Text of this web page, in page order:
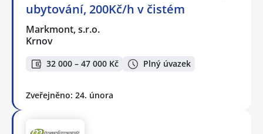
ubytování, 200Kč/h v čistém
Markmont, s.r.o.
Krnov
32 000 – 47 000 Kč Plný úvazek
Zveřejněno: 24. února